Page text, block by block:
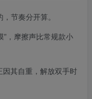
节奏分开算。
”，摩擦声比常规款小
因其自重，解放双手时